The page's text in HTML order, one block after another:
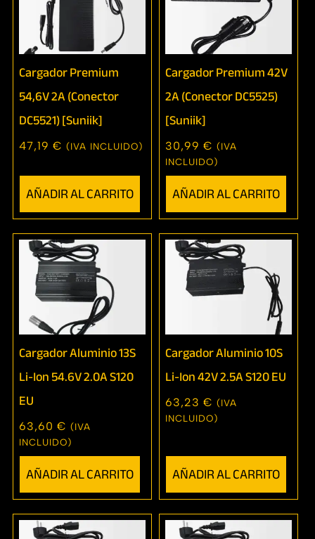
Cargador Premium
54,6V 2A (conector
DC5521) [Suniik]
47,19 € (IVA INCLUIDO)
AÑADIR AL CARRITO
Cargador Premium 42V
2A (conector DC5525)
[Suniik]
30,99 € (IVA
INCLUIDO)
AÑADIR AL CARRITO
Cargador Aluminio 13S
Li-Ion 54.6V 2.0A S120
EU
63,60 € (IVA
INCLUIDO)
AÑADIR AL CARRITO
Cargador Aluminio 10S
Li-Ion 42V 2.5A S120 EU
63,23 € (IVA
INCLUIDO)
AÑADIR AL CARRITO